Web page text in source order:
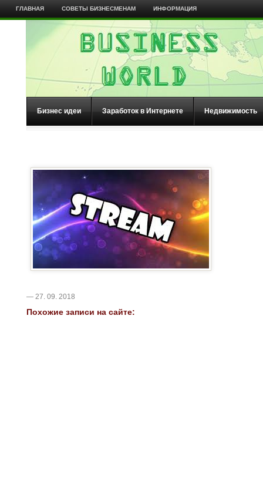
ГЛАВНАЯ СОВЕТЫ БИЗНЕСМЕНАМ ИНФОРМАЦИЯ
Бизнес идеи Заработок в Интернете Недвижимость
— 27. 09. 2018
Похожие записи на сайте: